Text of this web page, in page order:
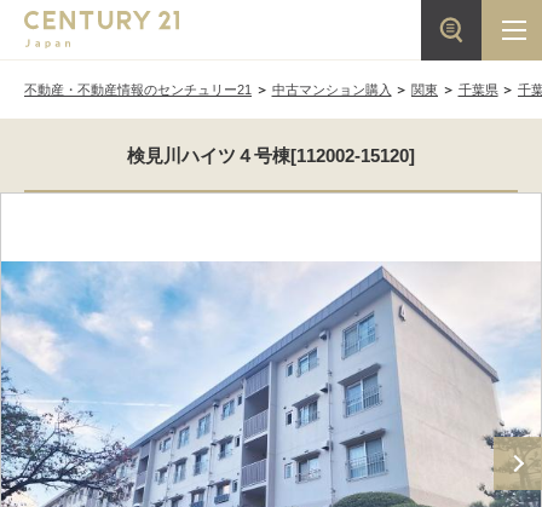
不動産・不動産情報のセンチュリー21 中古マンション購入 関東 千葉県 千
検見川ハイツ４号棟[112002-15120]